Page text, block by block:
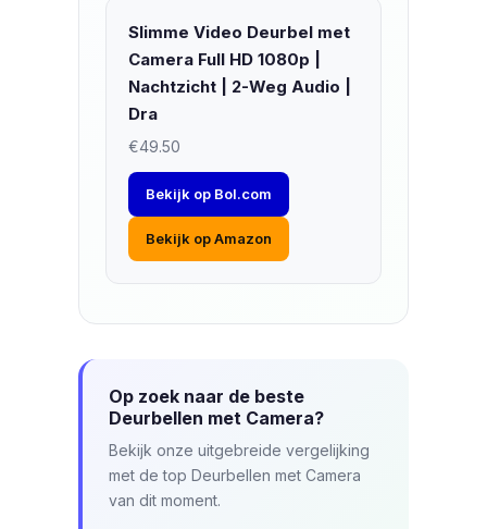
Slimme Video Deurbel met
Camera Full HD 1080p |
Nachtzicht | 2-Weg Audio |
Dra
€49.50
Bekijk op Bol.com
Bekijk op Amazon
Op zoek naar de beste
Deurbellen met Camera?
Bekijk onze uitgebreide vergelijking
met de top Deurbellen met Camera
van dit moment.